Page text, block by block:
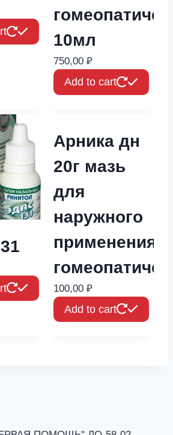
10мл
750,00 ₽
Add to cart
Арника дн
20г мазь
для
наружного
применения
100,00 ₽
Add to cart